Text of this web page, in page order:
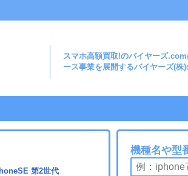
スマホ⾼額買取!のバイヤーズ
ース事業を展開するバイヤーズ(株)
第2世代
機種名や型